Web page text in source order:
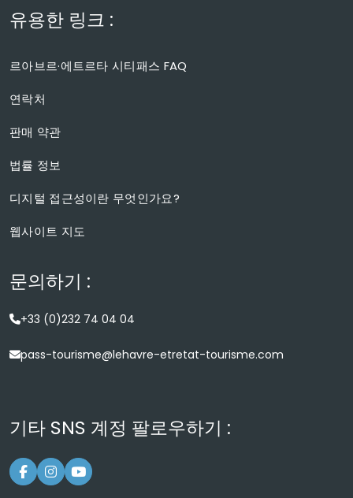
유용한 링크 :
르아브르·에트르타 시티패스 FAQ
연락처
판매 약관
법률 정보
디지털 접근성이란 무엇인가요?
웹사이트 지도
문의하기 :
+33 (0)232 74 04 04
pass-tourisme@lehavre-etretat-tourisme.com
기타 SNS 계정 팔로우하기 :